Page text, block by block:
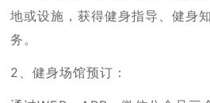
地或设施，获得健身指导、健身
务。
2、健身场馆预订：